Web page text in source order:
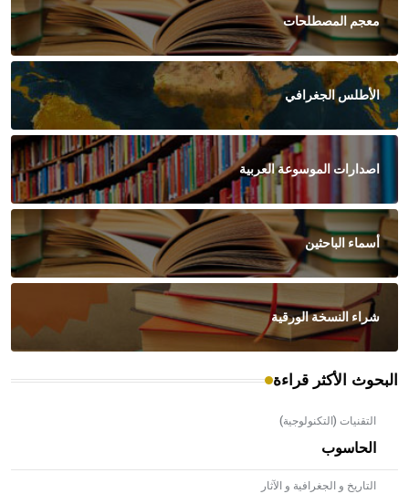
معجم المصطلحات
الأطلس الجغرافي
اصدارات الموسوعة العربية
أسماء الباحثين
شراء النسخة الورقية
البحوث الأكثر قراءة
التقنيات (التكنولوجية)
الحاسوب
التاريخ و الجغرافية و الآثار